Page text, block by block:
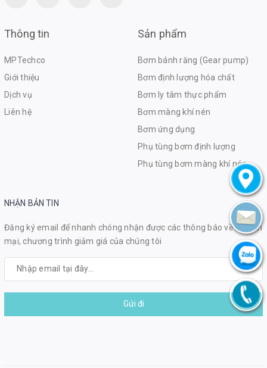
Thông tin
MPTechco
Giới thiệu
Dịch vụ
Liên hệ
Sản phẩm
Bơm bánh răng (Gear pump)
Bơm định lượng hóa chất
Bơm ly tâm thực phẩm
Bơm màng khí nén
Bơm ứng dụng
Phụ tùng bơm định lượng
Phụ tùng bơm màng khí nén
NHẬN BẢN TIN
Đăng ký email để nhanh chóng nhận được các thông báo về khuyến
mại, chương trình giảm giá của chúng tôi